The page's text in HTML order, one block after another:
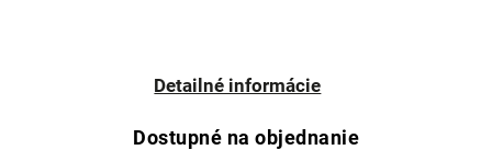
Detailné informácie
Dostupné na objednanie